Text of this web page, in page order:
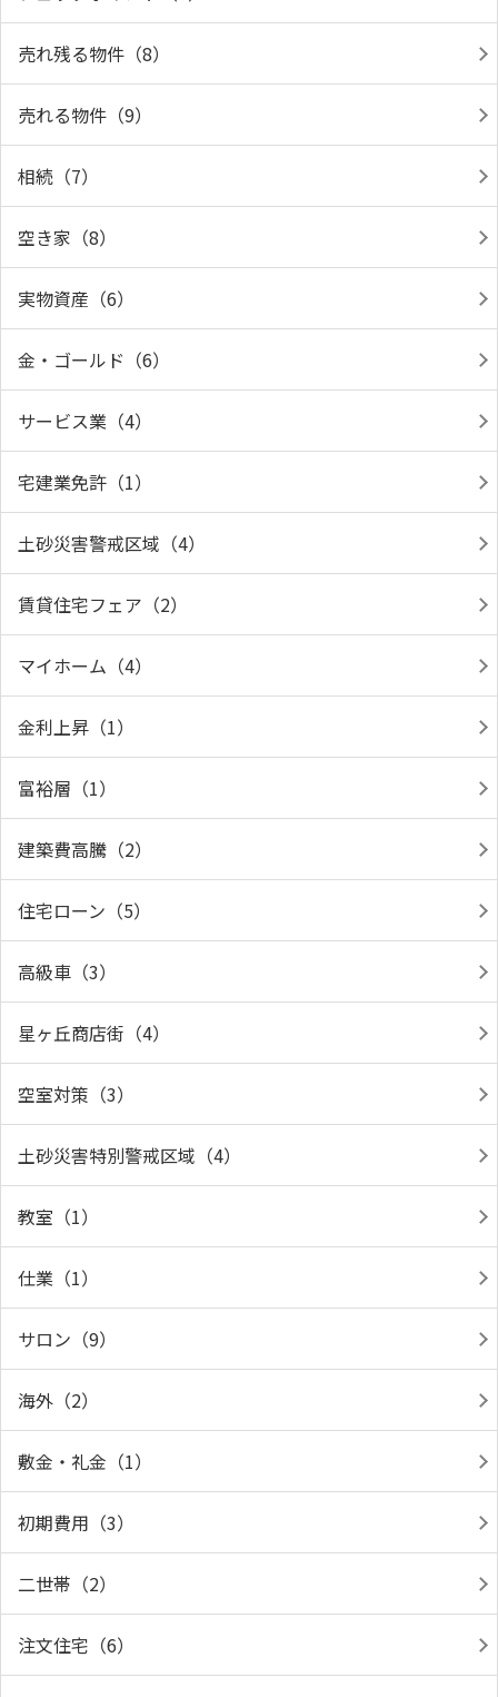
売れ残る物件（8）
売れる物件（9）
相続（7）
空き家（8）
実物資産（6）
金・ゴールド（6）
サービス業（4）
宅建業免許（1）
土砂災害警戒区域（4）
賃貸住宅フェア（2）
マイホーム（4）
金利上昇（1）
富裕層（1）
建築費高騰（2）
住宅ローン（5）
高級車（3）
星ヶ丘商店街（4）
空室対策（3）
土砂災害特別警戒区域（4）
教室（1）
仕業（1）
サロン（9）
海外（2）
敷金・礼金（1）
初期費用（3）
二世帯（2）
注文住宅（6）